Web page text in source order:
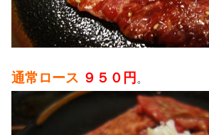
通常ロース ９５０円 。